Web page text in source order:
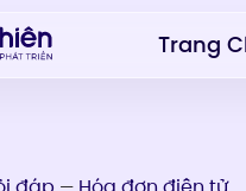
Trang